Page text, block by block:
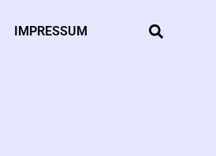
IMPRESSUM